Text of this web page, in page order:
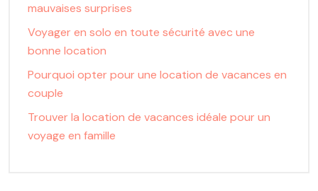
mauvaises surprises
Voyager en solo en toute sécurité avec une
bonne location
Pourquoi opter pour une location de vacances en
couple
Trouver la location de vacances idéale pour un
voyage en famille